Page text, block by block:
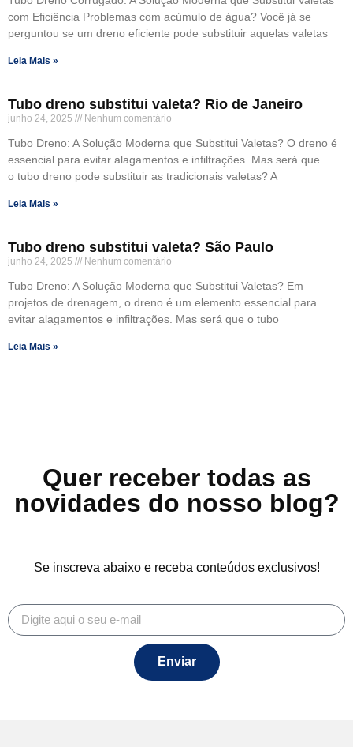
com Eficiência Problemas com acúmulo de água? Você já se
perguntou se um dreno eficiente pode substituir aquelas valetas
Leia Mais »
Tubo dreno substitui valeta? Rio de Janeiro
junho 24, 2025 Nenhum comentário
Tubo Dreno: A Solução Moderna que Substitui Valetas? O dreno é
essencial para evitar alagamentos e infiltrações. Mas será que
o tubo dreno pode substituir as tradicionais valetas? A
Leia Mais »
Tubo dreno substitui valeta? São Paulo
junho 24, 2025 Nenhum comentário
Tubo Dreno: A Solução Moderna que Substitui Valetas? Em
projetos de drenagem, o dreno é um elemento essencial para
evitar alagamentos e infiltrações. Mas será que o tubo
Leia Mais »
Quer receber todas as
novidades do nosso blog?
Se inscreva abaixo e receba conteúdos exclusivos!
Enviar